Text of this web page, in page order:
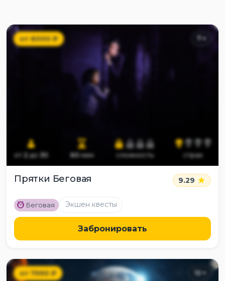
от6000₽ +
от 2до 30 60мин сложность страх
Прятки Беговая 9.29
M Беговая Экшен квесты
Забронировать
от 7990₽ 12 +